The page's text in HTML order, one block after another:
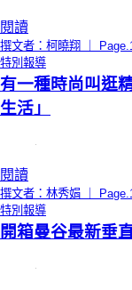
閱讀
撰文者：柯曉翔 ｜
特別報導
有一種時尚叫逛
生活」
閱讀
撰文者：林秀娟 ｜
特別報導
開箱曼谷最新垂